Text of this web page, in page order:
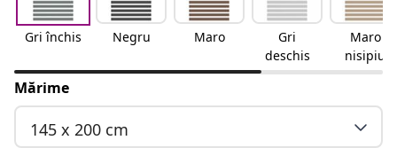
Gri închis Negru Maro
Gri
deschis
Maro
nisipiu
Mărime
145 x 200 cm